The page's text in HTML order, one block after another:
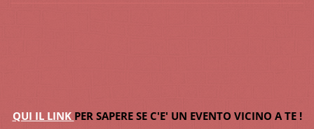
QUI IL LINK PER SAPERE SE C'E' UN EVENTO VICINO A TE !